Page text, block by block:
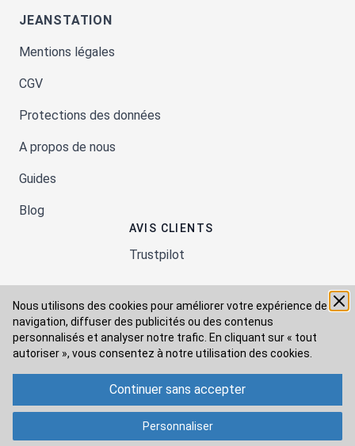
Nous utilisons des cookies pour améliorer votre expérience de
navigation, diffuser des publicités ou des contenus
personnalisés et analyser notre trafic. En cliquant sur « tout
autoriser », vous consentez à notre utilisation des cookies.
Continuer sans accepter
Personnaliser
JEANSTATION
Mentions légales
CGV
Protections des données
A propos de nous
Guides
Blog
AVIS CLIENTS
Trustpilot
Moyens de paiement
Modes de livraison